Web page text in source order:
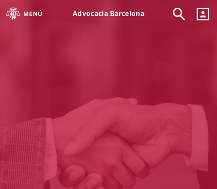
MENÚ Advocacia Barcelona